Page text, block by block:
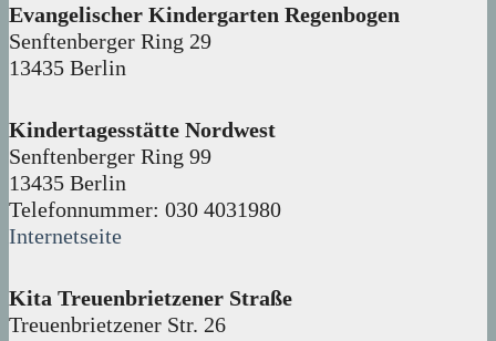
Evangelischer Kindergarten Regenbogen
Senftenberger Ring 29
13435 Berlin
Kindertagesstätte Nordwest
Senftenberger Ring 99
13435 Berlin
Telefonnummer: 030 4031980
Internetseite
Kita Treuenbrietzener Straße
Treuenbrietzener Str. 26